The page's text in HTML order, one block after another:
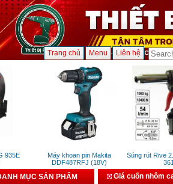
Trang chủ Menu Liên hệ
Máy khoan pin Makita
DDF487RFJ (18V)
Súng rút Rive
36171
MỤC SẢN PHẨM Giá cuốn nhôm